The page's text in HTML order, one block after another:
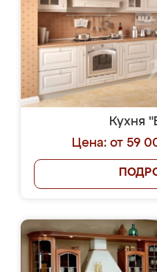
Кухня
Цена: от 59